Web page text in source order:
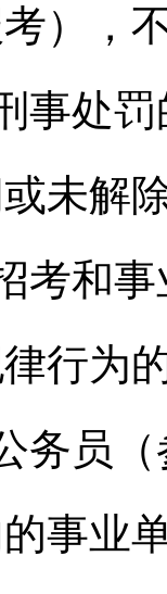
），
事处
未解
考和
行为
务员
事业